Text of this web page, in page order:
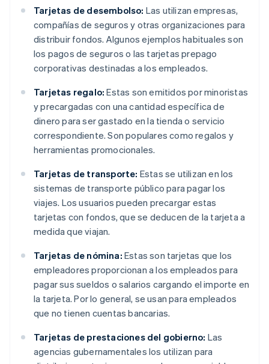
Tarjetas de desembolso: Las utilizan empresas,
compañías de seguros y otras organizaciones para
distribuir fondos. Algunos ejemplos habituales son
los pagos de seguros o las tarjetas prepago
corporativas destinadas a los empleados.
Tarjetas regalo: Estas son emitidos por minoristas
y precargadas con una cantidad específica de
dinero para ser gastado en la tienda o servicio
correspondiente. Son populares como regalos y
herramientas promocionales.
Tarjetas de transporte: Estas se utilizan en los
sistemas de transporte público para pagar los
viajes. Los usuarios pueden precargar estas
tarjetas con fondos, que se deducen de la tarjeta a
medida que viajan.
Tarjetas de nómina: Estas son tarjetas que los
empleadores proporcionan a los empleados para
pagar sus sueldos o salarios cargando el importe en
la tarjeta. Por lo general, se usan para empleados
que no tienen cuentas bancarias.
Tarjetas de prestaciones del gobierno: Las
agencias gubernamentales los utilizan para